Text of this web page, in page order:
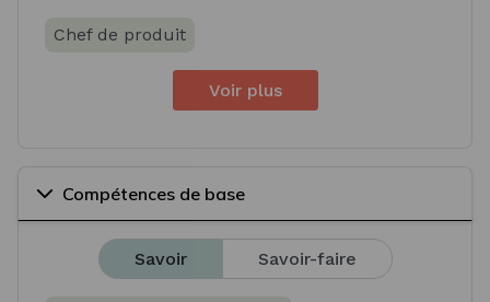
Chef de produit
Voir plus
Compétences de base
Savoir Savoir-faire